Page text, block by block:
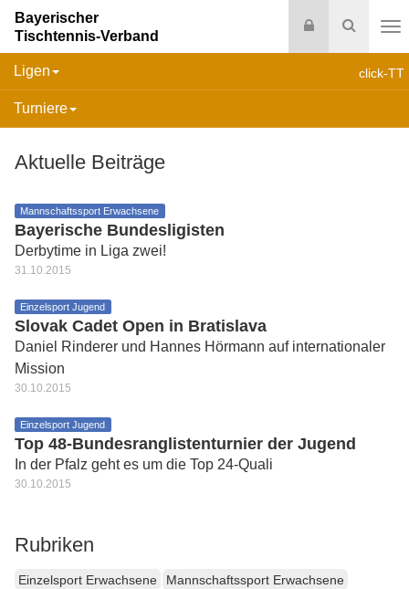
Suche
Login
Bayerischer
Tischtennis-Verband
click-TT
Ligen
Turniere
Aktuelle Beiträge
Mannschaftssport Erwachsene
Bayerische Bundesligisten
Derbytime in Liga zwei!
31.10.2015
Einzelsport Jugend
Slovak Cadet Open in Bratislava
Daniel Rinderer und Hannes Hörmann auf internationaler
Mission
30.10.2015
Einzelsport Jugend
Top 48-Bundesranglistenturnier der Jugend
In der Pfalz geht es um die Top 24-Quali
30.10.2015
Rubriken
Einzelsport Erwachsene
Mannschaftssport Erwachsene